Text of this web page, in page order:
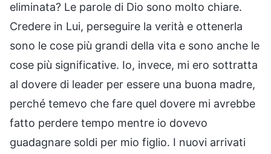
eliminata? Le parole di Dio sono molto chiare.
Credere in Lui, perseguire la verità e ottenerla
sono le cose più grandi della vita e sono anche le
cose più significative. Io, invece, mi ero sottratta
al dovere di leader per essere una buona madre,
perché temevo che fare quel dovere mi avrebbe
fatto perdere tempo mentre io dovevo
guadagnare soldi per mio figlio. I nuovi arrivati